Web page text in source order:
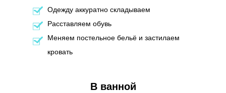
В ванной
Одежду аккуратно складываем
Расставляем обувь
Меняем постельное бельё и застилаем
кровать